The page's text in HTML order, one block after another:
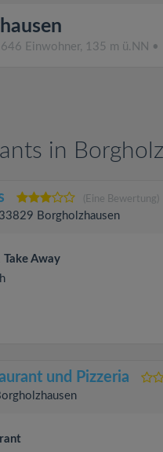
Einwohner, 135 m ü.NN •
in
(Eine Bewertung)
Borgholzhausen
Take Away
und Pizzeria